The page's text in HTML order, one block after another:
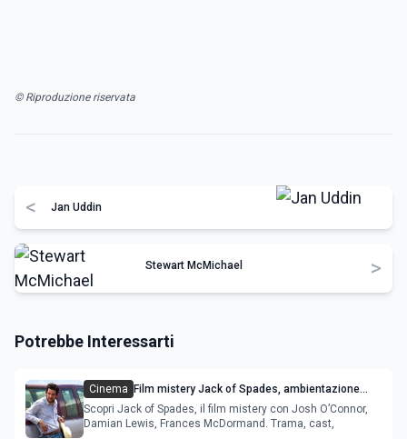
© Riproduzione riservata
< Jan Uddin
Stewart McMichael >
Potrebbe Interessarti
Cinema
Film mistery Jack of Spades, ambientazione
gotica con Josh O’Connor e Frances
McDormand
Scopri Jack of Spades, il film mistery con Josh O’Connor,
Damian Lewis, Frances McDormand. Trama, cast,